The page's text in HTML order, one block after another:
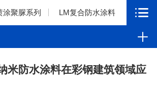
涂聚脲系列 LM复合防水涂料
米防水涂料在彩钢建筑领域应